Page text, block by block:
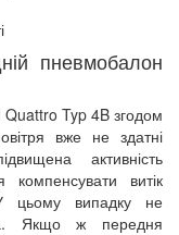
пневмобалон
Typ 4B згодом
вже не здатні
активність
компенсувати витік
цьому випадку не
Якщо ж передня